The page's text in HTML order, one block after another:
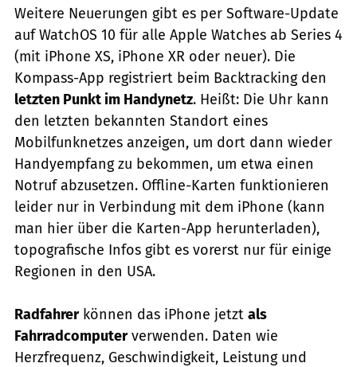
Weitere Neuerungen gibt es per Software-Update
auf WatchOS 10 für alle Apple Watches ab Series 4
(mit iPhone XS, iPhone XR oder neuer). Die
Kompass-App registriert beim Backtracking den
letzten Punkt im Handynetz. Heißt: Die Uhr kann
den letzten bekannten Standort eines
Mobilfunknetzes anzeigen, um dort dann wieder
Handyempfang zu bekommen, um etwa einen
Notruf abzusetzen. Offline-Karten funktionieren
leider nur in Verbindung mit dem iPhone (kann
man hier über die Karten-App herunterladen),
topografische Infos gibt es vorerst nur für einige
Regionen in den USA.
Radfahrerkönnen das iPhone jetzt als
Fahrradcomputerverwenden. Daten wie
Herzfrequenz, Geschwindigkeit, Leistung und